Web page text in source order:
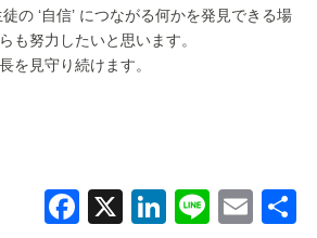
の ‘自信’ につながる何かを発見できる場
も努力したいと思います。
を見守り続けます。
F
X Li Li
E